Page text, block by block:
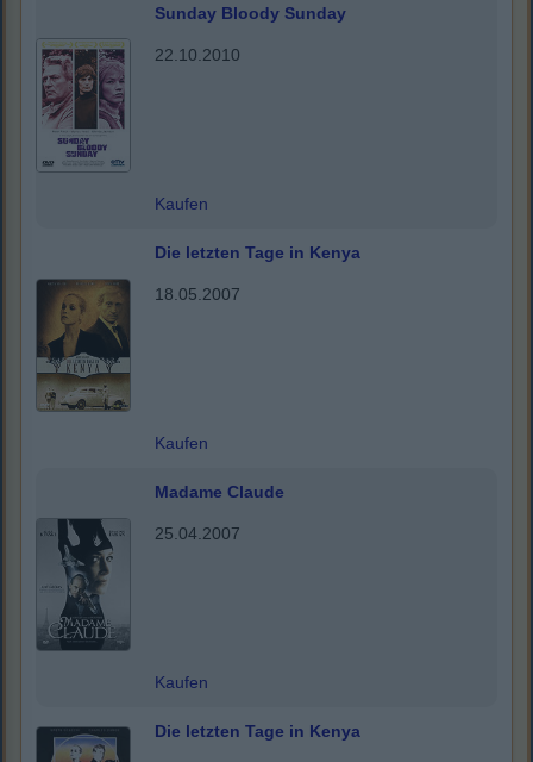
Sunday Bloody Sunday
22.10.2010
Kaufen
Die letzten Tage in Kenya
18.05.2007
Kaufen
Madame Claude
25.04.2007
Kaufen
Die letzten Tage in Kenya